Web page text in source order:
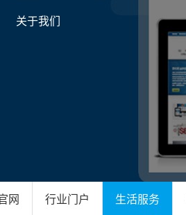
关于我们
网 行业门户 生活服务